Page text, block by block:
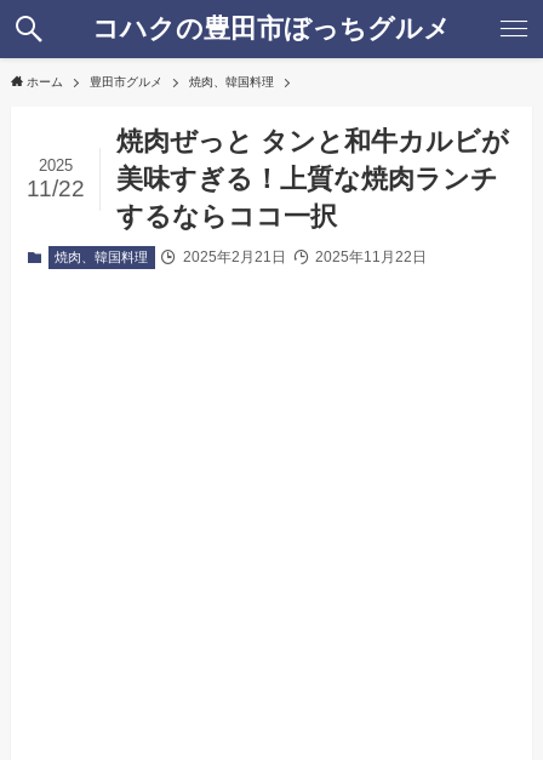
コハクの豊田市ぼっちグルメ
ホーム 豊田市グルメ 焼肉、韓国料理
焼肉ぜっと タンと和牛カルビが
美味すぎる！上質な焼肉ランチ
するならココ一択
2025
11/22
焼肉、韓国料理 2025年2月21日 2025年11月22日